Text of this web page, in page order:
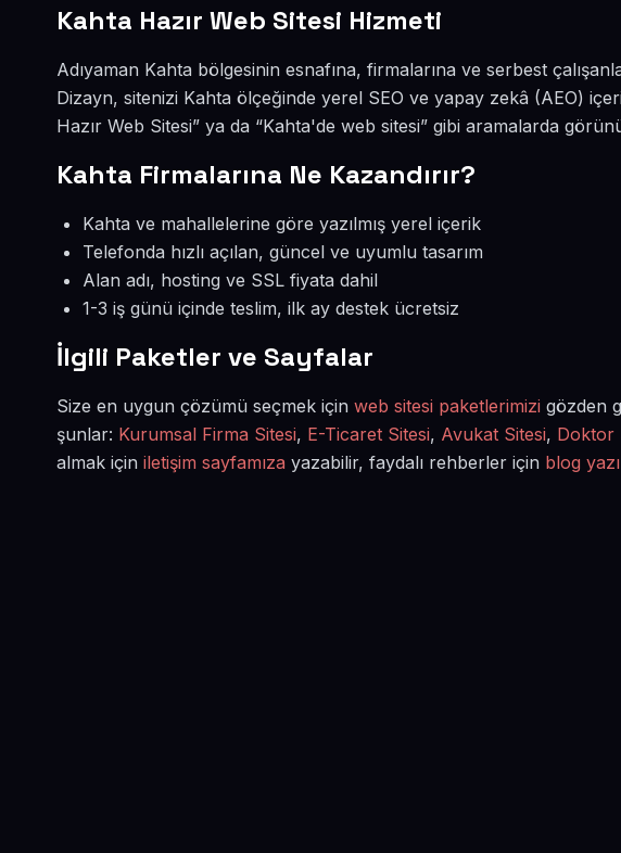
Kahta Hazır Web Sitesi Hizmeti
Adıyaman Kahta bölgesinin esnafına, firmalarına ve serbest
Dizayn, sitenizi Kahta ölçeğinde yerel SEO ve yapay zekâ (AEO)
Hazır Web Sitesi” ya da “Kahta'de web sitesi” gibi aramalarda
Kahta Firmalarına Ne Kazandırır?
Kahta ve mahallelerine göre yazılmış yerel içerik
Telefonda hızlı açılan, güncel ve uyumlu tasarım
Alan adı, hosting ve SSL fiyata dahil
1-3 iş günü içinde teslim, ilk ay destek ücretsiz
İlgili Paketler ve Sayfalar
Size en uygun çözümü seçmek için web sitesi paketlerimizi gözden
şunlar: Kurumsal Firma Sitesi, E-Ticaret Sitesi, Avukat Sitesi, Doktor
almak için iletişim sayfamıza yazabilir, faydalı rehberler için blog